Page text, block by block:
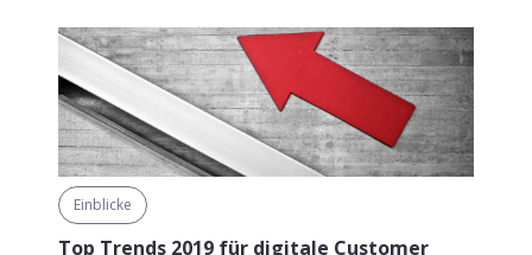
Einblicke
Top Trends 2019 für digitale Customer